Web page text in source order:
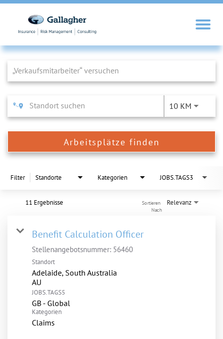
Job Search Page
10 KM
Arbeitsplätze finden
Filter Standorte Kategorien JOBS.TAGS3
11 Ergebnisse Relevanz
Sortieren
Nach
Benefit Calculation Officer
Stellenangebotsnummer: 56460
Standort
Adelaide, South Australia
JOBS.TAGS5
GB - Global
Kategorien
Claims